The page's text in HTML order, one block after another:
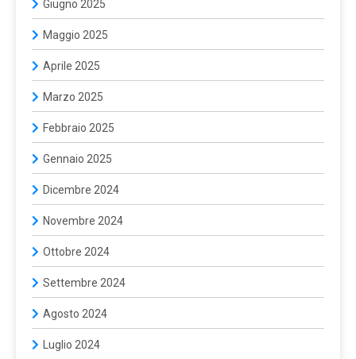
Giugno 2025
Maggio 2025
Aprile 2025
Marzo 2025
Febbraio 2025
Gennaio 2025
Dicembre 2024
Novembre 2024
Ottobre 2024
Settembre 2024
Agosto 2024
Luglio 2024